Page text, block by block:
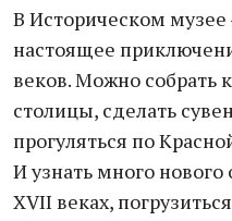
В Историческом музее
настоящее
веков. Можно собрать
столицы, сделать
прогуляться по
И узнать много
XVII веках,